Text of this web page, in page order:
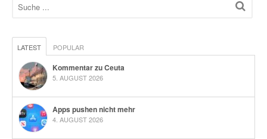
LATEST POPULAR
Kommentar zu Ceuta
5. AUGUST 2026
Apps pushen nicht mehr
4. AUGUST 2026